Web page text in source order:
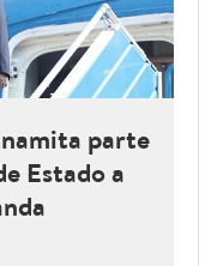
parte
Estado a